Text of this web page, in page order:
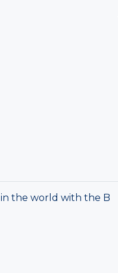
the world with the B